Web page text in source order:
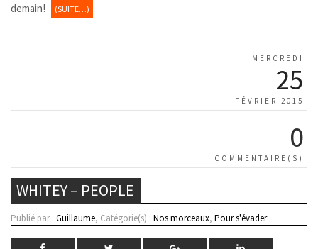
demain!
(SUITE…)
MERCREDI
25
FÉVRIER 2015
0
COMMENTAIRE(S)
WHITEY – PEOPLE
Publié par : Guillaume, Catégorie(s) : Nos morceaux, Pour s'évader